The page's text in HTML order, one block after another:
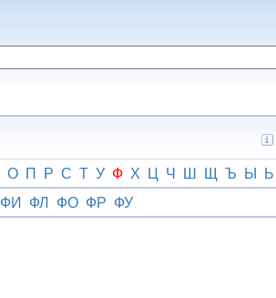
О П Р С Т У Ф Х Ц Ч Ш Щ Ъ Ы Ь
ФИ ФЛ ФО ФР ФУ